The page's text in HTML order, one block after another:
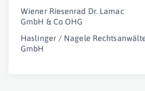
Wiener Riesenrad Dr. Lamac
GmbH & Co OHG
Haslinger / Nagele
GmbH